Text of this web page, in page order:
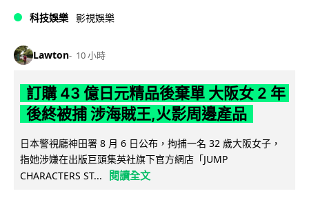
科技娛樂 影視娛樂
Lawton 10 小時
訂購 43 億日元精品後棄單 大阪女 2 年
後終被捕 涉海賊王,火影周邊產品
日本警視廳神田署 8 月 6 日公布，拘捕一名 32 歲大阪女子，
指她涉嫌在出版巨頭集英社旗下官方網店「JUMP
CHARACTERS ST...
閱讀全文